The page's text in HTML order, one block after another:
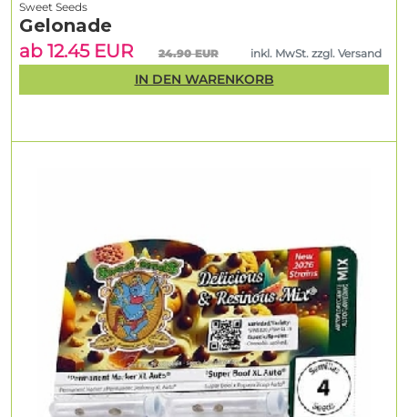
Sweet Seeds
Gelonade
ab 12.45 EUR
24.90 EUR inkl. MwSt. zzgl. Versand
IN DEN WARENKORB